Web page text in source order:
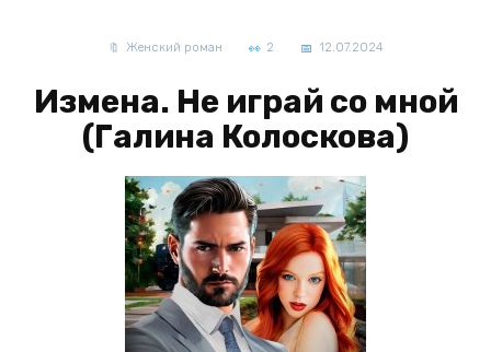
Женский роман 2 12.07.2024
Измена. Не играй со мной
(Галина Колоскова)